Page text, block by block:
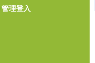
管理登入